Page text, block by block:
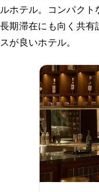
ルホテル。コンパクト
長期滞在にも向く共
スが良いホテル。